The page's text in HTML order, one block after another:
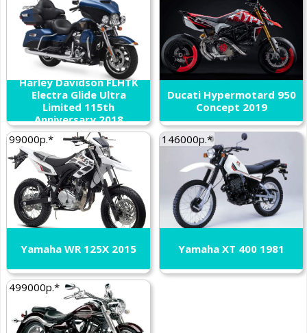
Harley Davidson FLHTK
Electra Glide Ultra
Limited 115th
Anniversary 2018
Ducati Hypermotard 950
Concept 2019
99000р.*
Yamaha WR 125X 2015
146000р.*
Yamaha XT 400 1981
499000р.*